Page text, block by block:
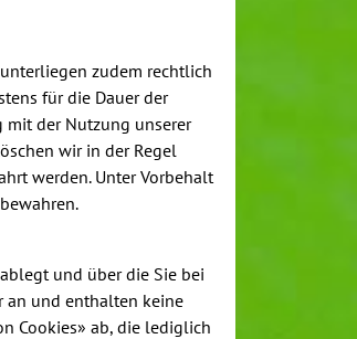
zudem rechtlich
für die Dauer der
mit der Nutzung unserer
wir in der Regel
werden. Unter Vorbehalt
und über die Sie bei
an und enthalten keine
Cookies» ab, die lediglich